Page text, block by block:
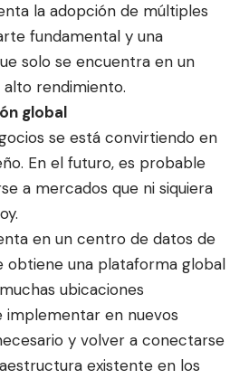
la adopción de múltiples
fundamental y una
solo se encuentra en un
rendimiento.
global
se está convirtiendo en
En el futuro, es probable
a mercados que ni siquiera
en un centro de datos de
obtiene una plataforma global
ubicaciones
implementar en nuevos
y volver a conectarse
existente en los